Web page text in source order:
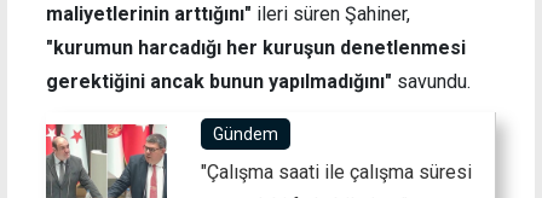
maliyetlerinin arttığını" ileri süren Şahiner,
"kurumun harcadığı her kuruşun denetlenmesi
gerektiğini ancak bunun yapılmadığını" savundu.
Gündem
"Çalışma saati ile çalışma süresi